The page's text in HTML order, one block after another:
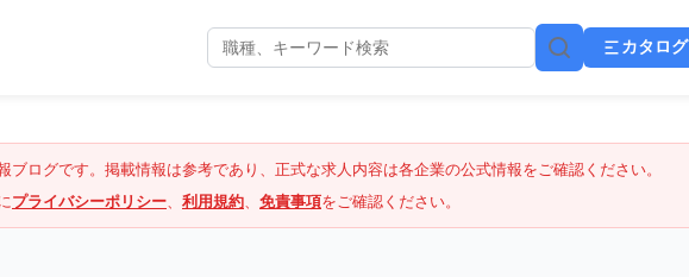
カタログ
ブログです。掲載情報は参考であり、正式な求人内容は各企業の公式情報をご確認ください。
プライバシーポリシー、 利用規約、 免責事項をご確認ください。